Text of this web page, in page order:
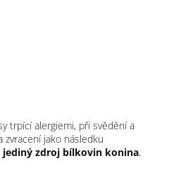
trpící alergiemi, při svědění a
zvracení jako následku
jediný zdroj bílkovin konina,